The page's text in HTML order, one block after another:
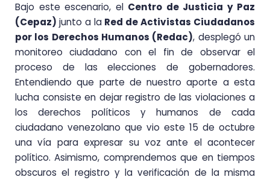
Bajo este escenario, el Centro de Justicia y Paz
(Cepaz) junto a la Red de Activistas Ciudadanos
por los Derechos Humanos (Redac), desplegó un
monitoreo ciudadano con el fin de observar el
proceso de las elecciones de gobernadores.
Entendiendo que parte de nuestro aporte a esta
lucha consiste en dejar registro de las violaciones a
los derechos políticos y humanos de cada
ciudadano venezolano que vio este 15 de octubre
una vía para expresar su voz ante el acontecer
político. Asimismo, comprendemos que en tiempos
obscuros el registro y la verificación de la misma